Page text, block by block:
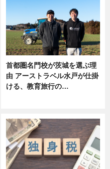
首都圏名門校が茨城を選ぶ理
由 アーストラベル水戸が仕掛
ける、教育旅行の…